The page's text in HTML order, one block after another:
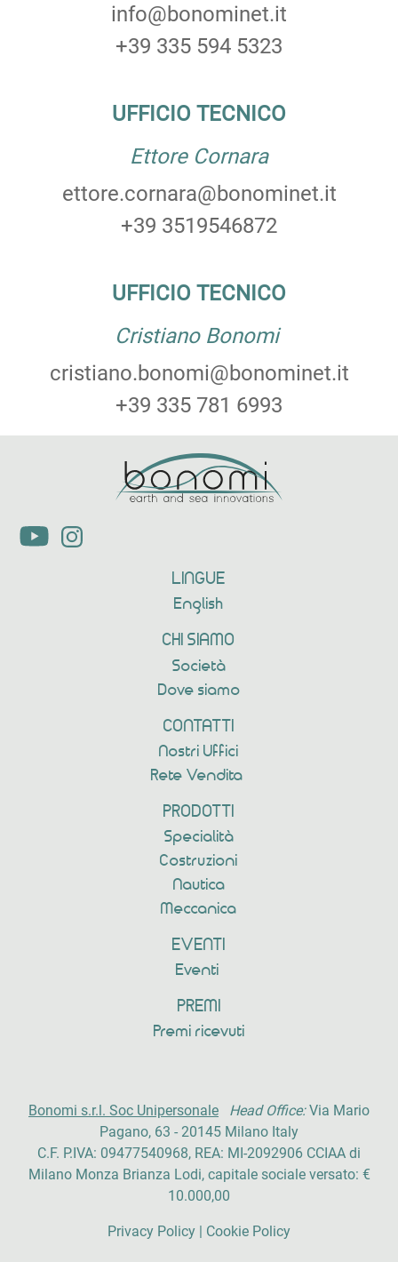
info@bonominet.it
+39 335 594 5323
UFFICIO TECNICO
Ettore Cornara
ettore.cornara@bonominet.it
+39 3519546872
UFFICIO TECNICO
Cristiano Bonomi
cristiano.bonomi@bonominet.it
+39 335 781 6993
LINGUE
English
CHI SIAMO
Società
Dove siamo
CONTATTI
Nostri Uffici
Rete Vendita
PRODOTTI
Specialità
Costruzioni
Nautica
Meccanica
EVENTI
Eventi
PREMI
Premi ricevuti
Bonomi s.r.l. Soc Unipersonale Head Office: Via Mario
Pagano, 63 - 20145 Milano Italy
C.F. P.IVA: 09477540968, REA: MI-2092906 CCIAA di
Milano Monza Brianza Lodi, capitale sociale versato: €
10.000,00
Privacy Policy Cookie Policy